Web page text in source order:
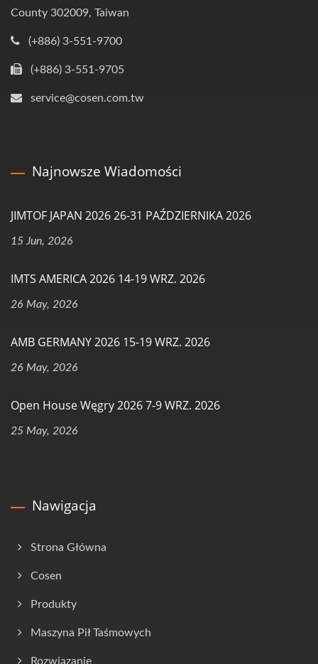
County 302009, Taiwan
(+886) 3-551-9700
(+886) 3-551-9705
service@cosen.com.tw
Najnowsze Wiadomości
JIMTOF JAPAN 2026 26-31 PAŹDZIERNIKA 2026
15 Jun, 2026
IMTS AMERICA 2026 14-19 WRZ. 2026
26 May, 2026
AMB GERMANY 2026 15-19 WRZ. 2026
26 May, 2026
Open House Węgry 2026 7-9 WRZ. 2026
25 May, 2026
Nawigacja
Strona Główna
Cosen
Produkty
Maszyna Pił Taśmowych
Rozwiązanie